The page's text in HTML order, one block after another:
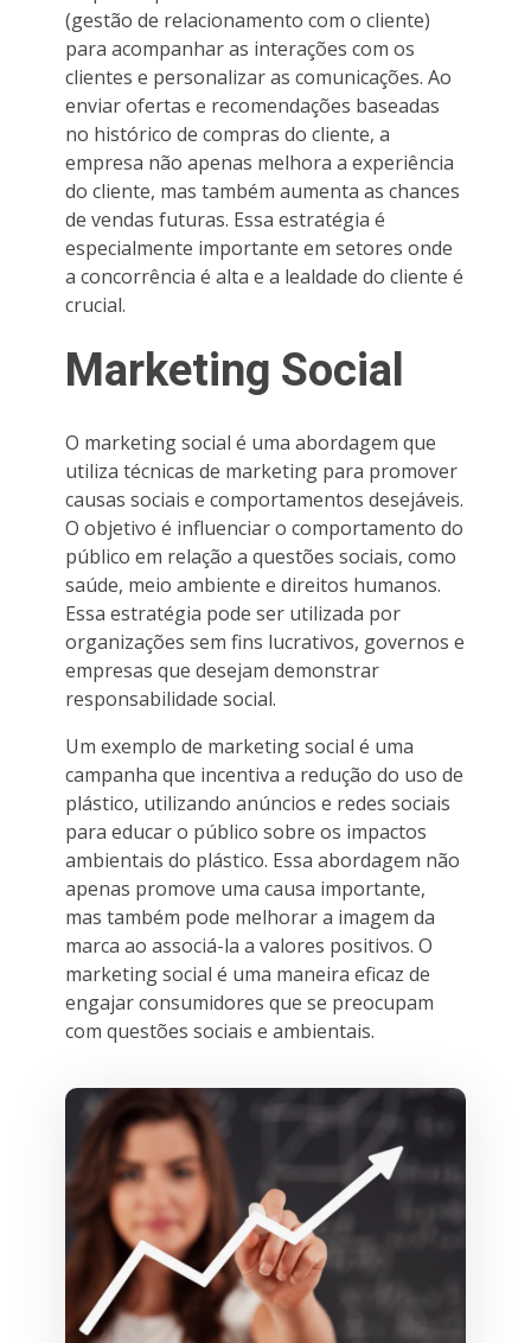
(gestão de relacionamento com o cliente)
para acompanhar as interações com os
clientes e personalizar as comunicações. Ao
enviar ofertas e recomendações baseadas
no histórico de compras do cliente, a
empresa não apenas melhora a experiência
do cliente, mas também aumenta as chances
de vendas futuras. Essa estratégia é
especialmente importante em setores onde
a concorrência é alta e a lealdade do cliente é
crucial.
Marketing Social
O marketing social é uma abordagem que
utiliza técnicas de marketing para promover
causas sociais e comportamentos desejáveis.
O objetivo é influenciar o comportamento do
público em relação a questões sociais, como
saúde, meio ambiente e direitos humanos.
Essa estratégia pode ser utilizada por
organizações sem fins lucrativos, governos e
empresas que desejam demonstrar
responsabilidade social.
Um exemplo de marketing social é uma
campanha que incentiva a redução do uso de
plástico, utilizando anúncios e redes sociais
para educar o público sobre os impactos
ambientais do plástico. Essa abordagem não
apenas promove uma causa importante,
mas também pode melhorar a imagem da
marca ao associá-la a valores positivos. O
marketing social é uma maneira eficaz de
engajar consumidores que se preocupam
com questões sociais e ambientais.